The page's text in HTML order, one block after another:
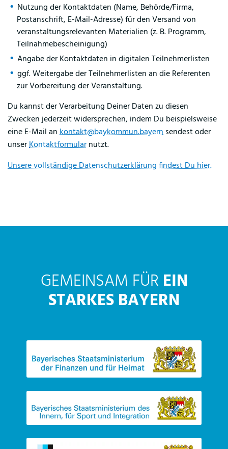
Nutzung der Kontaktdaten (Name, Behörde/Firma,
Postanschrift, E-Mail-Adresse) für den Versand von
veranstaltungsrelevanten Materialien (z. B. Programm,
Teilnahmebescheinigung)
Angabe der Kontaktdaten in digitalen Teilnehmerlisten
ggf. Weitergabe der Teilnehmerlisten an die Referenten
zur Vorbereitung der Veranstaltung.
Du kannst der Verarbeitung Deiner Daten zu diesen
Zwecken jederzeit widersprechen, indem Du beispielsweise
eine E-Mail ankontakt@baykommun.bayernsendest oder
unserKontaktformularnutzt.
Unsere vollständige Datenschutzerklärung findest Du hier.
GEMEINSAM FÜR EIN
STARKES BAYERN